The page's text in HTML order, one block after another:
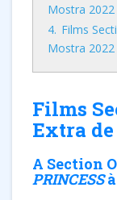
Mostra 2022
4. Films
Mostra 2022
Films
Extra
A Section
PRINCESSà